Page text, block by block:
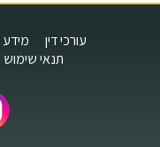
עורכי דין
תנאי שימוש